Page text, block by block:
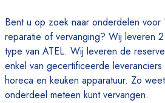
Bent u op zoek naar onderdelen voor
reparatie of vervanging? Wij leveren
type van ATEL. Wij leveren de
enkel van gecertificeerde
horeca en keuken apparatuur. Zo
onderdeel meteen kunt vervangen.